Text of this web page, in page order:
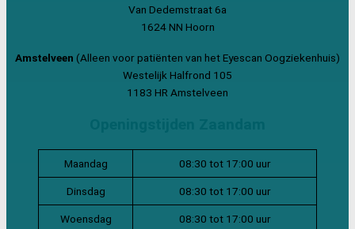
Van Dedemstraat 6a
1624 NN Hoorn
Amstelveen (Alleen voor patiënten van het Eyescan Oogziekenhuis)
Westelijk Halfrond 105
1183 HR Amstelveen
Maandag 08:30 tot 17:00 uur
Dinsdag 08:30 tot 17:00 uur
Woensdag 08:30 tot 17:00 uur